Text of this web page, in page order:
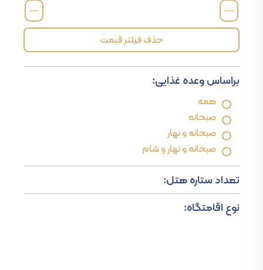
—
—
حذف فیلتر قیمت
براساس وعده غذایی:
همه
صبحانه
صبحانه و نهار
صبحانه و نهار و شام
تعداد ستاره هتل:
نوع اقامتگاه: